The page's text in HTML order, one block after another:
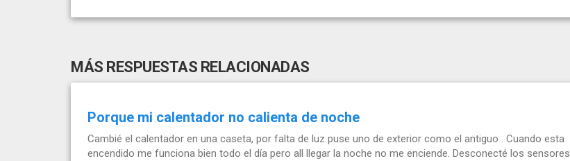
MÁS RESPUESTAS RELACIONADAS
Porque mi calentador no calienta de noche
Cambié el calentador en una caseta, por falta de luz puse uno de exterior como el antiguo . Cuando esta
encendido me funciona bien todo el día pero all llegar la noche no me enciende. Desconecté los sensores